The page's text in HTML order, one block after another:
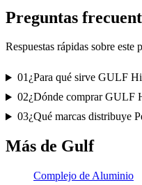
Preguntas
Respuestas rápidas sobre este
01¿Para qué sirve GULF
02¿Dónde comprar GULF
03¿Qué marcas distribuye
Más de Gulf
Complejo de Aluminio